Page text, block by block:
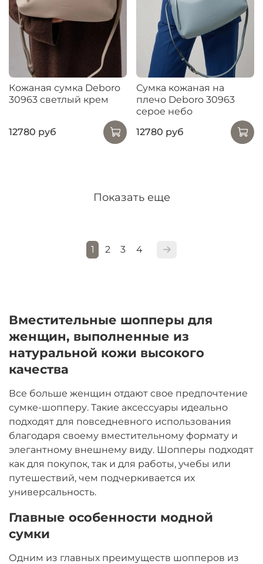
Кожаная сумка Deboro
30963 светлый крем
12780 руб
Сумка кожаная на
плечо Deboro 30963
серое небо
12780 руб
Показать еще
1 2 3 4
Вместительные шопперы для
женщин, выполненные из
натуральной кожи высокого
качества
Все больше женщин отдают свое предпочтение
сумке-шопперу. Такие аксессуары идеально
подходят для повседневного использования
благодаря своему вместительному формату и
элегантному внешнему виду. Шопперы подходят
как для покупок, так и для работы, учебы или
путешествий, чем подчеркивается их
универсальность.
Главные особенности модной
сумки
Одним из главных преимуществ шопперов из